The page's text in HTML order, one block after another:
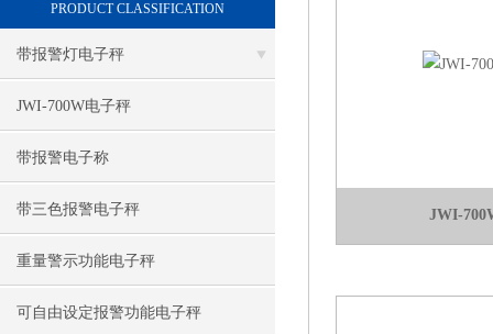
PRODUCT CLASSIFICATION
带报警灯电子秤
JWI-700W电子秤
带报警电子称
带三色报警电子秤
重量警示功能电子秤
可自由设定报警功能电子秤
JWI-